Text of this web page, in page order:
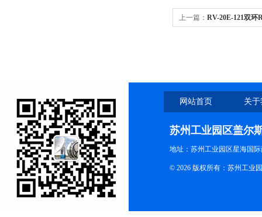
上一篇： RV-20E-121双环
网站首页 关
苏州工业园区盖尔
地址：苏州工业园区星海国
© 2026 版权所有：苏州工业